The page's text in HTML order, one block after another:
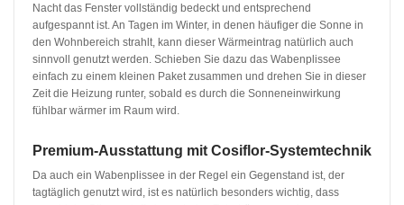
Nacht das Fenster vollständig bedeckt und entsprechend
aufgespannt ist. An Tagen im Winter, in denen häufiger die Sonne in
den Wohnbereich strahlt, kann dieser Wärmeintrag natürlich auch
sinnvoll genutzt werden. Schieben Sie dazu das Wabenplissee
einfach zu einem kleinen Paket zusammen und drehen Sie in dieser
Zeit die Heizung runter, sobald es durch die Sonneneinwirkung
fühlbar wärmer im Raum wird.
Premium-Ausstattung mit Cosiflor-Systemtechnik
Da auch ein Wabenplissee in der Regel ein Gegenstand ist, der
tagtäglich genutzt wird, ist es natürlich besonders wichtig, dass